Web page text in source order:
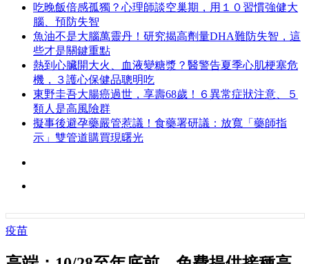
吃晚飯倍感孤獨？心理師談空巢期，用１０習慣強健大
腦、預防失智
魚油不是大腦萬靈丹！研究揭高劑量DHA難防失智，這
些才是關鍵重點
熱到心臟開大火、血液變糖漿？醫警告夏季心肌梗塞危
機，３護心保健品聰明吃
東野圭吾大腸癌過世，享壽68歲！６異常症狀注意、５
類人是高風險群
擬事後避孕藥嚴管惹議！食藥署研議：放寬「藥師指
示」雙管道購買現曙光
疫苗